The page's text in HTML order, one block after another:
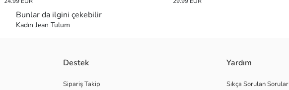
Bunlar da ilgini çekebilir
Kadın Jean Tulum
Destek
Sipariş Takip
Yardım
Sıkça Sorulan Sorular